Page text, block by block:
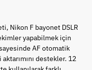
Nikon F bayonet DSLR
yapabilmek için
AF otomatik
destekler. 12